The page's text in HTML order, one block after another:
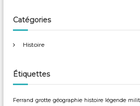
l
’
a
r
Catégories
Histoire
Étiquettes
Ferrand grotte géographie histoire légende